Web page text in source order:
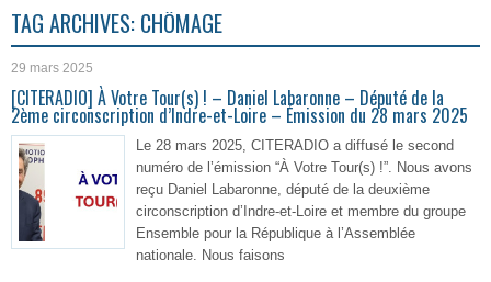
TAG ARCHIVES: CHÔMAGE
29 mars 2025
[CITERADIO] À Votre Tour(s) ! – Daniel Labaronne – Député de la
2ème circonscription d’Indre-et-Loire – Émission du 28 mars 2025
Le 28 mars 2025, CITERADIO a diffusé le second
numéro de l’émission “À Votre Tour(s) !”. Nous avons
reçu Daniel Labaronne, député de la deuxième
circonscription d’Indre-et-Loire et membre du groupe
Ensemble pour la République à l’Assemblée
nationale. Nous faisons